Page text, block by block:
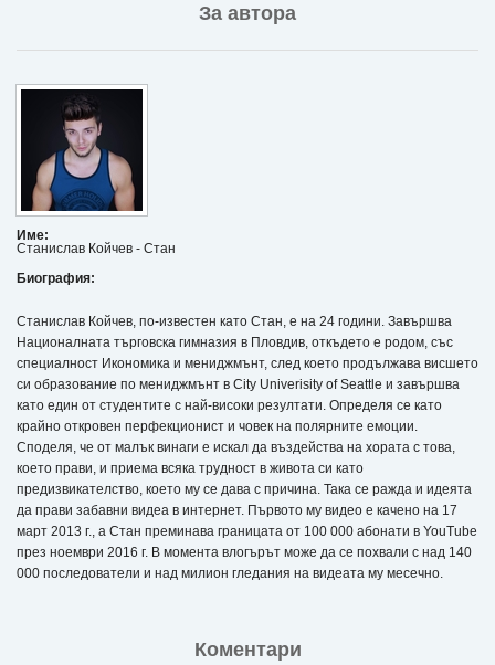
За автора
Име:
Станислав Койчев - Стан
Биография:
Станислав Койчев, по-известен като Стан, е на 24 години. Завършва
Националната търговска гимназия в Пловдив, откъдето е родом, със
специалност Икономика и мениджмънт, след което продължава висшето
си образование по мениджмънт в City Univerisity of Seattle и завършва
като един от студентите с най-високи резултати. Определя се като
крайно откровен перфекционист и човек на полярните емоции.
Споделя, че от малък винаги е искал да въздейства на хората с това,
което прави, и приема всяка трудност в живота си като
предизвикателство, което му се дава с причина. Така се ражда и идеята
да прави забавни видеа в интернет. Първото му видео е качено на 17
март 2013 г., а Стан преминава границата от 100 000 абонати в YouTube
през ноември 2016 г. В момента влогърът може да се похвали с над 140
000 последователи и над милион гледания на видеата му месечно.
Коментари